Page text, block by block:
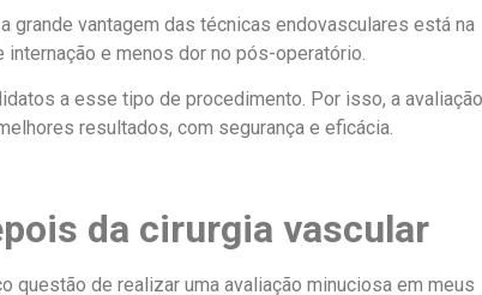
grande vantagem das técnicas endovasculares está na
e menos dor no pós-operatório.
a esse tipo de procedimento. Por isso, a avaliação
resultados, com segurança e eficácia.
da cirurgia vascular
questão de realizar uma avaliação minuciosa em meus